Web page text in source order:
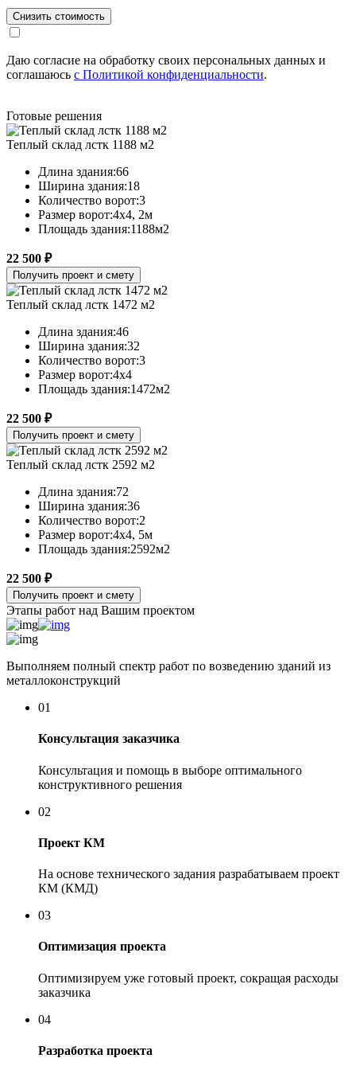
Снизить стоимость
Даю согласие на обработку своих персональных данных и
соглашаюсь с Политикой конфиденциальности.
Готовые решения
Теплый склад лстк 1188 м2
Длина здания:66
Ширина здания:18
Количество ворот:3
Размер ворот:4х4, 2м
Площадь здания:1188м2
22 500 ₽
Получить проект и смету
Теплый склад лстк 1472 м2
Длина здания:46
Ширина здания:32
Количество ворот:3
Размер ворот:4х4
Площадь здания:1472м2
22 500 ₽
Получить проект и смету
Теплый склад лстк 2592 м2
Длина здания:72
Ширина здания:36
Количество ворот:2
Размер ворот:4х4, 5м
Площадь здания:2592м2
22 500 ₽
Получить проект и смету
Этапы работ над Вашим проектом
Выполняем полный спектр работ по возведению зданий из
металлоконструкций
01
Консультация заказчика
Консультация и помощь в выборе оптимального
конструктивного решения
02
Проект КМ
На основе технического задания разрабатываем проект
КМ (КМД)
03
Оптимизация проекта
Оптимизируем уже готовый проект, сокращая расходы
заказчика
04
Разработка проекта